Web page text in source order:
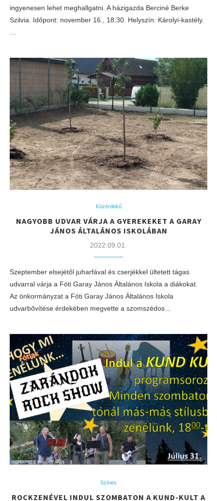
ingyenesen lehet meghallgatni. A házigazda Berciné Berke
Szilvia. Időpont: november 16., 18:30. Helyszín: Károlyi-kastély.
Közérdekű
NAGYOBB UDVAR VÁRJA A GYEREKEKET A GARAY
JÁNOS ÁLTALÁNOS ISKOLÁBAN
2022.09.01.
Szeptember elsejétől juharfával és cserjékkel ültetett tágas
udvarral várja a Fóti Garay János Általános Iskola a diákokat.
Az önkormányzat a Fóti Garay János Általános Iskola
udvarbővítése érdekében megvette a szomszédos…
Színes
ROCKZENÉVEL INDUL SZOMBATON A KUND-KULT A